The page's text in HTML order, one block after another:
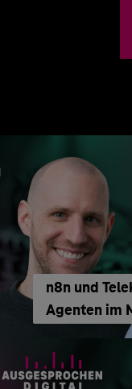
n8n und
Agenten im